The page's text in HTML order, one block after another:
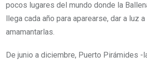
pocos lugares del mundo donde la
llega cada año para aparearse, dar a luz
amamantarlas.
De junio a diciembre, Puerto Pirámides -